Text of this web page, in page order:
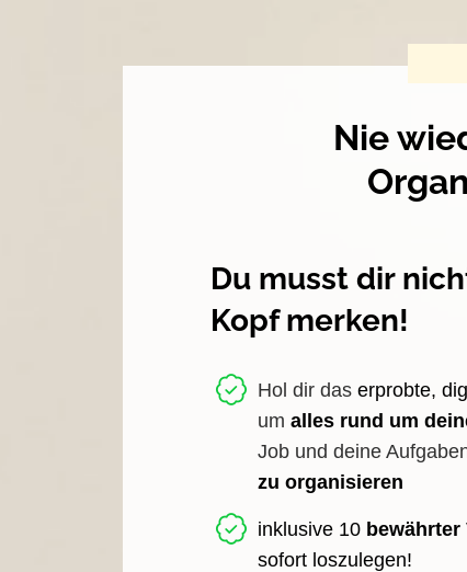
Nie
Du musst dir
Kopf merken!
Hol dir das erprobte,
um alles rund um
Job und deine
zu organisieren
inklusive 10 bewährter
sofort loszulegen!